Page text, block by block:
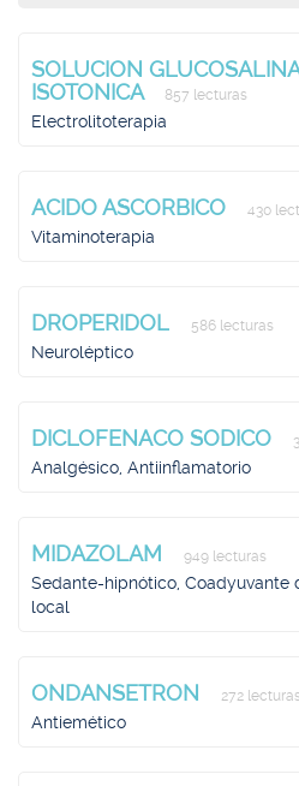
SOLUCION GLUCOSALINA
ISOTONICA
857 lecturas
Electrolitoterapia
ACIDO ASCORBICO 430
Vitaminoterapia
DROPERIDOL 586 lecturas
Neuroléptico
DICLOFENACO SODICO
Analgésico, Antiinflamatorio
MIDAZOLAM 949 lecturas
Sedante-hipnótico, Coadyuvante
local
ONDANSETRON 272 lecturas
Antiemético